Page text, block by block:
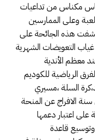
فاس مكناس من تداعيات
وعلى الممارسين
هذه الجائحة على
التعويضات الشهرية
معظم الأندية
الرياضية للكوديم
السلة ،مسيري
سنة الافراج عن المنحة
على اعتبار دعمها
قاعدة